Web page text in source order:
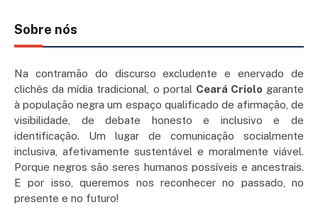
Sobre nós
Na contramão do discurso excludente e enervado de
clichês da mídia tradicional, o portal Ceará Criolo garante
à população negra um espaço qualificado de afirmação, de
visibilidade, de debate honesto e inclusivo e de
identificação. Um lugar de comunicação socialmente
inclusiva, afetivamente sustentável e moralmente viável.
Porque negros são seres humanos possíveis e ancestrais.
E por isso, queremos nos reconhecer no passado, no
presente e no futuro!